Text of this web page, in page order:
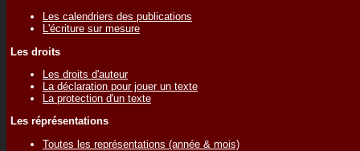
Les calendriers des publications
L'écriture sur mesure
Les droits
Les droits d'auteur
La déclaration pour jouer un texte
La protection d'un texte
Les réprésentations
Toutes les représentations (année & mois)